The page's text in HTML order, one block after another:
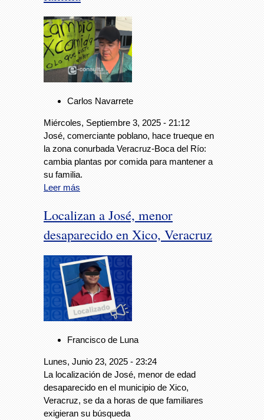
Carlos Navarrete
Miércoles, Septiembre 3, 2025 - 21:12
José, comerciante poblano, hace trueque en
la zona conurbada Veracruz-Boca del Río:
cambia plantas por comida para mantener a
su familia.
Leer más
Localizan a José, menor
desaparecido en Xico, Veracruz
Francisco de Luna
Lunes, Junio 23, 2025 - 23:24
La localización de José, menor de edad
desaparecido en el municipio de Xico,
Veracruz, se da a horas de que familiares
exigieran su búsqueda